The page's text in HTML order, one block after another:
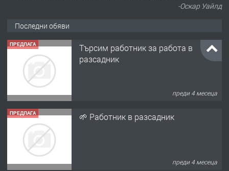
-Оскар Уайлд
Последни обяви
ПРЕДЛАГА 🌱 Работник в разсадник
преди 4 месеца
ПРЕДЛАГА Търсим работничка
преди 11 месеца